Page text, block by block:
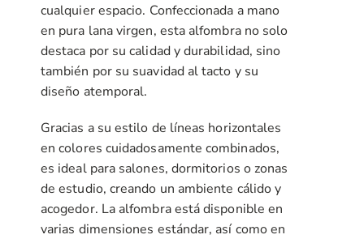
cualquier espacio. Confeccionada a mano
en pura lana virgen, esta alfombra no solo
destaca por su calidad y durabilidad, sino
también por su suavidad al tacto y su
diseño atemporal.
Gracias a su estilo de líneas horizontales
en colores cuidadosamente combinados,
es ideal para salones, dormitorios o zonas
de estudio, creando un ambiente cálido y
acogedor. La alfombra está disponible en
varias dimensiones estándar, así como en